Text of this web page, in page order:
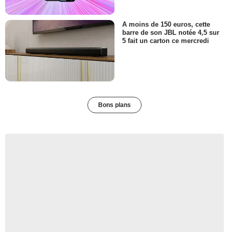
A moins de 150 euros, cette
barre de son JBL notée 4,5 sur
5 fait un carton ce mercredi
Bons plans